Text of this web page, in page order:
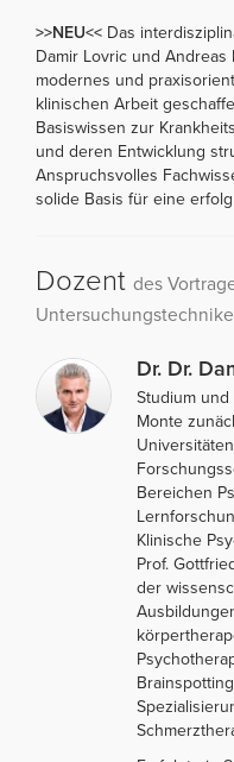
>>NEU<< Das
Damir Lovric und
modernes und
klinischen Arbeit
Basiswissen zur
und deren Entwicklung
Anspruchsvolles
solide Basis für eine
Dozent des
Dr. Dr.
Studium und
Monte
Bereichen
Klinische
Prof.
der